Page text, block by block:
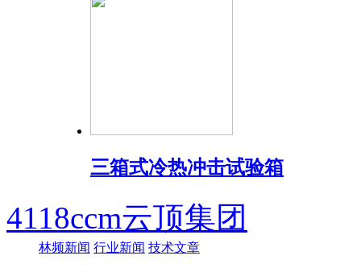
三箱式冷热冲击试验箱
4118ccm云顶集团
林频新闻 行业新闻 技术文章